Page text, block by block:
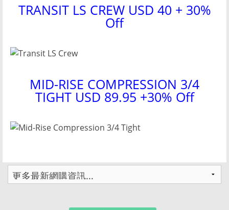
TRANSIT LS CREW USD 40 + 30%
Off
MID-RISE COMPRESSION 3/4
TIGHT USD 89.95 +30% Off